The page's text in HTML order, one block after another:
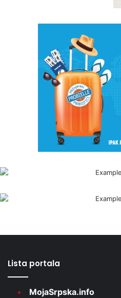
Lista portala
MojaSrpska.info